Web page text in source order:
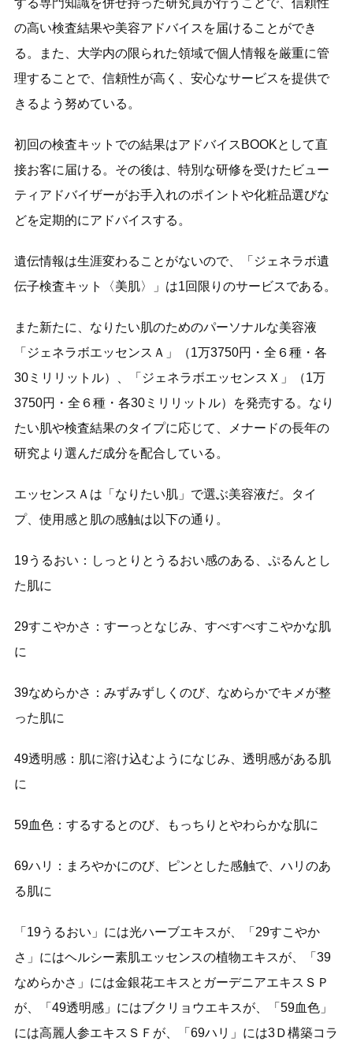
の高い検査結果や美容アドバイスを届けることができ
る。また、大学内の限られた領域で個人情報を厳重に管
理することで、信頼性が高く、安心なサービスを提供で
きるよう努めている。
初回の検査キットでの結果はアドバイスBOOKとして直
接お客に届ける。その後は、特別な研修を受けたビュー
ティアドバイザーがお手入れのポイントや化粧品選びな
どを定期的にアドバイスする。
遺伝情報は生涯変わることがないので、「ジェネラボ遺
伝子検査キット〈美肌〉」は1回限りのサービスである。
また新たに、なりたい肌のためのパーソナルな美容液
「ジェネラボエッセンスＡ」（1万3750円・全６種・各
30ミリリットル）、「ジェネラボエッセンスＸ」（1万
3750円・全６種・各30ミリリットル）を発売する。なり
たい肌や検査結果のタイプに応じて、メナードの長年の
研究より選んだ成分を配合している。
エッセンスＡは「なりたい肌」で選ぶ美容液だ。タイ
プ、使用感と肌の感触は以下の通り。
19うるおい：しっとりとうるおい感のある、ぷるんとし
た肌に
29すこやかさ：すーっとなじみ、すべすべすこやかな肌
に
39なめらかさ：みずみずしくのび、なめらかでキメが整
った肌に
49透明感：肌に溶け込むようになじみ、透明感がある肌
に
59血色：するするとのび、もっちりとやわらかな肌に
69ハリ：まろやかにのび、ピンとした感触で、ハリのあ
る肌に
「19うるおい」には光ハーブエキスが、「29すこやか
さ」にはヘルシー素肌エッセンスの植物エキスが、「39
なめらかさ」には金銀花エキスとガーデニアエキスＳＰ
が、「49透明感」にはブクリョウエキスが、「59血色」
には高麗人参エキスＳＦが、「69ハリ」には3Ｄ構築コラ